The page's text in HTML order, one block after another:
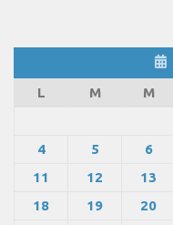
L
M M
4
5 6
11
12 13
18
19 20